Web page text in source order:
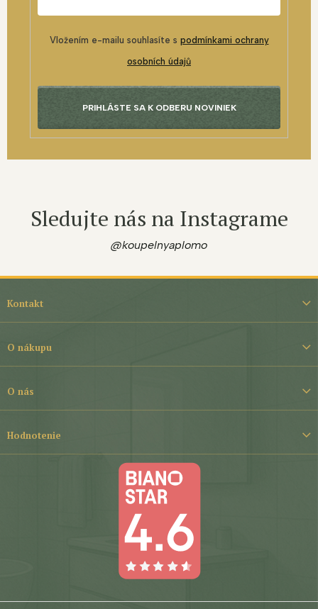
Vložením e-mailu souhlasíte s podmínkami ochrany
osobních údajů
PRIHLÁSTE SA K ODBERU NOVINIEK
Sledujte nás na Instagrame
@koupelnyaplomo
i
Kontakt
O nákupu
O nás
Hodnotenie